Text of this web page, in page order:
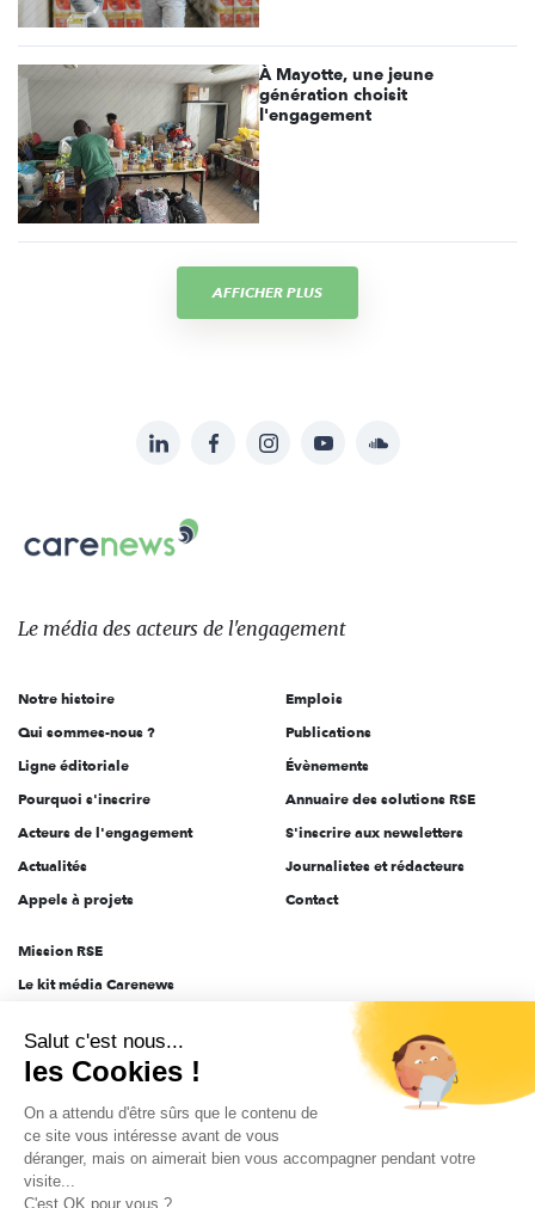
À Mayotte, une jeune
génération choisit
l'engagement
AFFICHER PLUS
sur:
LinkedInFacebookInstagramYouTubeSoundcloud
Le
des
l'engagement
Le média des acteurs de l'engagement
Notre histoire
Qui sommes-nous ?
Ligne éditoriale
Pourquoi s'inscrire
Acteurs de l'engagement
Actualités
Appels à projets
Emplois
Publications
Évènements
Annuaire des solutions RSE
S'inscrire aux newsletters
Journalistes et rédacteurs
Contact
Mission RSE
Le kit média Carenews
AEF info
Novethic
PRODURABLE
Inclusiv Day
Salut c'est nous...
les Cookies !
On a attendu d'être sûrs que le contenu de
ce site vous intéresse avant de vous
déranger, mais on aimerait bien vous accompagner pendant votre
visite...
C'est OK pour vous ?